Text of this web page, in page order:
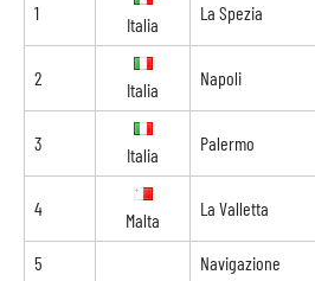
1
Italia
La Spezia
2
Italia
Napoli
3
Italia
Palermo
4
Malta
La Valletta
5 Navigazione